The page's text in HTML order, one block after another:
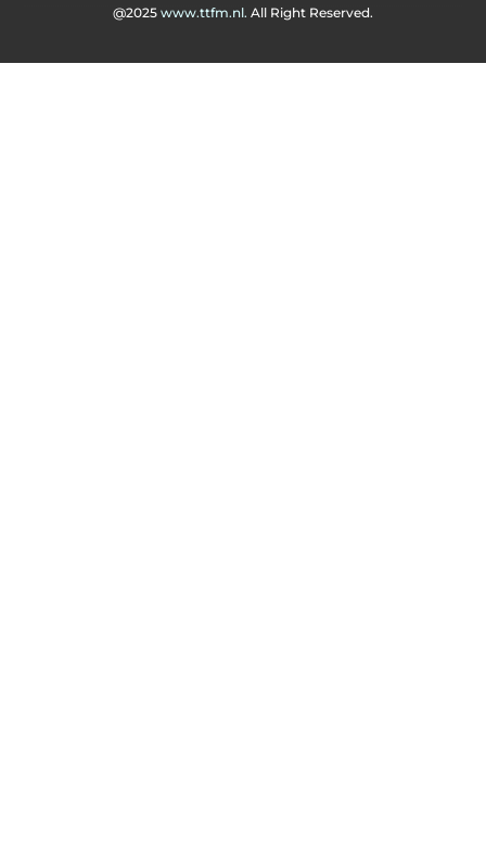
@2025 www.ttfm.nl. All Right Reserved.